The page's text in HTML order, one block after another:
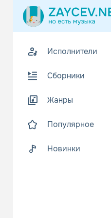
Исполнители
Сборники
Жанры
Популярное
Новинки